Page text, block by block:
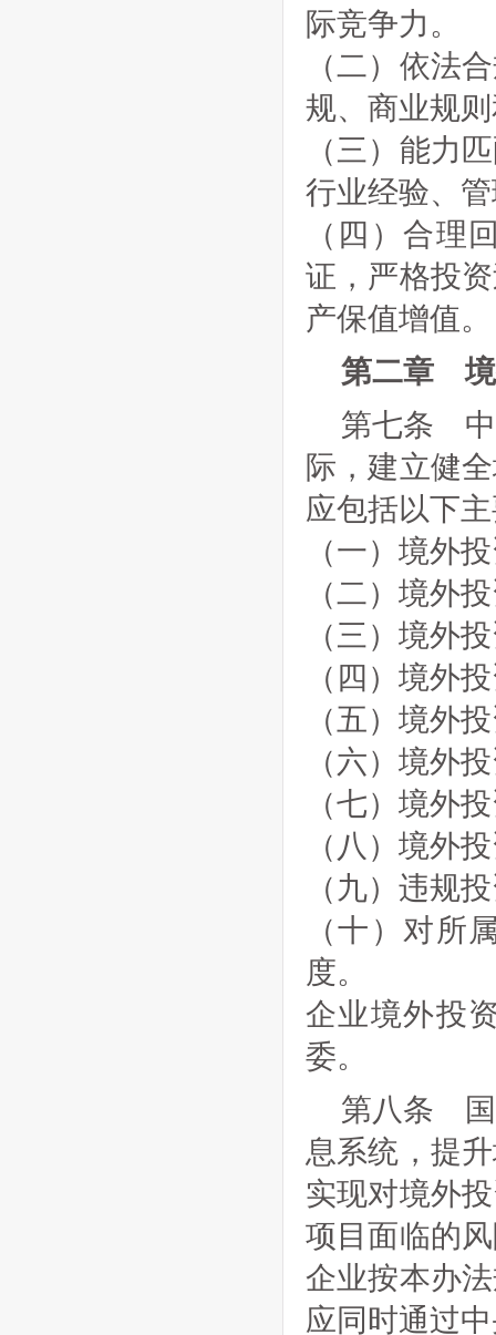
际竞争力。
（二）依法
规、商业规
（三）能力
行业经验、
（四）合理
证，严格投
产保值增值。
第二章 境
第七条 中
际，建立健
应包括以下
（一）境外
（二）境外
（三）境外
（四）境外
（五）境外
（六）境外
（七）境外
（八）境外
（九）违规
（十）对所
度。
企业境外投
委。
第八条 国
息系统，提
实现对境外
项目面临的
企业按本办
应同时通过